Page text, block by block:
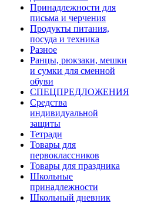
Принадлежности для
письма и черчения
Продукты питания,
посуда и техника
Разное
Ранцы, рюкзаки, мешки
и сумки для сменной
обуви
СПЕЦПРЕДЛОЖЕНИЯ
Средства
индивидуальной
защиты
Тетради
Товары для
первоклассников
Товары для праздника
Школьные
принадлежности
Школьный дневник